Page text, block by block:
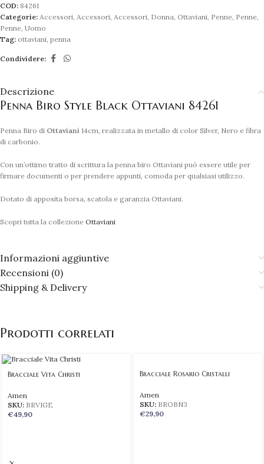
COD: 84261
Categorie: Accessori Accessori Accessori Donna Ottaviani Penne Penne
Penne Uomo
Tag: ottaviani penna
Condividere:
Descrizione
Penna Biro Style Black Ottaviani 84261
Penna Biro di Ottaviani 14cm, realizzata in metallo di color Silver, Nero e fibra
di carbonio.
Con un’ottimo tratto di scrittura la penna biro Ottaviani può essere utile per
firmare documenti o per prendere appunti, comoda per qualsiasi utilizzo.
Dotato di apposita borsa, scatola e garanzia Ottaviani.
Scopri tutta la collezione Ottaviani
Informazioni aggiuntive
Recensioni (0)
Shipping & Delivery
Prodotti correlati
Bracciale Vita Christi
Amen
SKU: BRVIGE
€49,90
Bracciale Rosario Cristalli
Amen
SKU: BROBN3
€29,90